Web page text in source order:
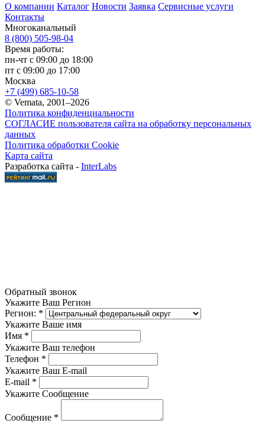
О компании Каталог Новости Заявка Сервисные услуги
Контакты
Многоканальный
8 (800) 505-98-04
Время работы:
пн-чт с 09:00 до 18:00
пт с 09:00 до 17:00
Москва
+7 (499) 685-10-58
© Vemata, 2001–2026
Политика конфиденциальности
СОГЛАСИЕ пользователя сайта на обработку персональных
данных
Политика обработки Cookie
Карта сайта
Разработка сайта - InterLabs
Обратный звонок
Укажите Ваш Регион
Регион: *
Укажите Ваше имя
Имя *
Укажите Ваш телефон
Телефон *
Укажите Ваш E-mail
E-mail *
Укажите Сообщение
Сообщение *